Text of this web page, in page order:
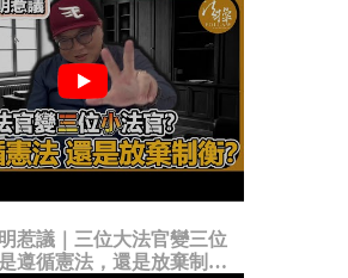
惹議｜三位大法官變三位
遵循憲法，還是放棄制衡